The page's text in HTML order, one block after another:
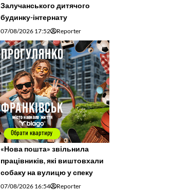
Залучанського дитячого
будинку-інтернату
07/08/2026 17:52 Reporter
«Нова пошта» звільнила
працівників, які виштовхали
собаку на вулицю у спеку
07/08/2026 16:54 Reporter